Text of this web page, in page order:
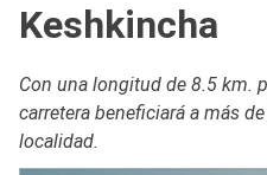
Keshkincha
Con una longitud de 8.5 km.
carretera beneficiará a más
localidad.